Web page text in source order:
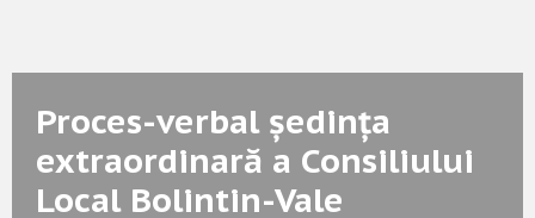
Proces-verbal ședința
extraordinară a Consiliului
Local Bolintin-Vale